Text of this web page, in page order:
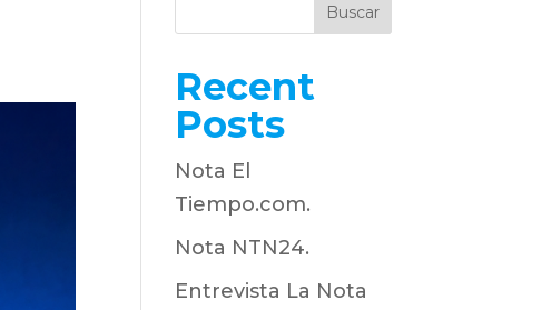
Buscar
Recent
Posts
Nota El
Tiempo.com.
Nota NTN24.
Entrevista La Nota